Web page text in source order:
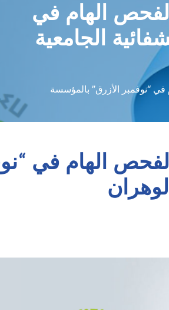
الهام في
الجامعية
“نوفمبر الأزرق” بالمؤسسة
الهام في